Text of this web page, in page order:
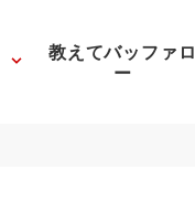
教えてバッファロ
ー